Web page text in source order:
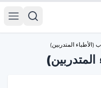
(الأطباء المتدربين)